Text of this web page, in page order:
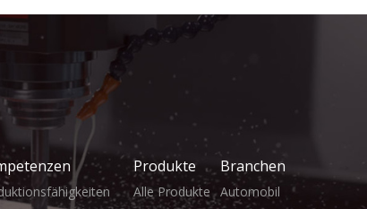
Produkte
Alle Produkte
Branchen
Automobil